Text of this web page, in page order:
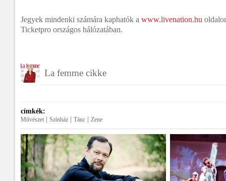
Jegyek mindenki számára kaphatók a www.livenation.hu
Ticketpro országos hálózatában.
La femme cikke
címkék:
Művészet Színház Tánc Zene